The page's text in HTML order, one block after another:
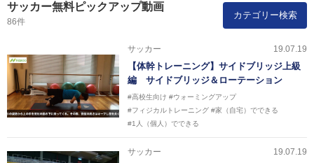
サッカー無料ピックアップ動画
86件
カテゴリー検索
サッカー 19.07.19
【体幹トレーニング】サイドブリッジ上級
編 サイドブリッジ＆ローテーション
#高校生向け #ウォーミングアップ
#フィジカルトレーニング #家（自宅）でできる
#1人（個人）でできる
サッカー 19.07.19